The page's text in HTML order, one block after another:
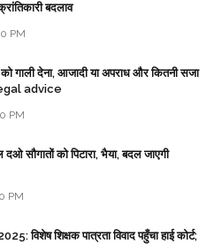
बदलाव
PM
गाली देना, आजादी या अपराध और कितनी सजा
advice
PM
सौगातों को पिटारा, भैया, बदल जाएगी
PM
विशेष शिक्षक पात्रता विवाद पहुँचा हाई कोर्ट;